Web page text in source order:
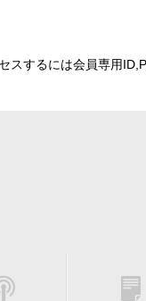
スするには会員専用